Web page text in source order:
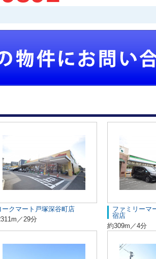
ークマート戸塚深谷町店
／29分
ファミリーマ
宿店
約309m／4分